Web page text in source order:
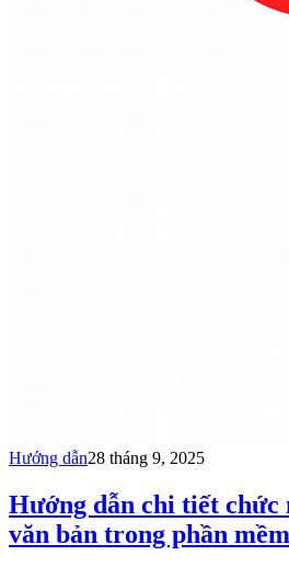
Hướng dẫn28 tháng 9, 2025
Hướng dẫn chi tiết chức
văn bản trong phần